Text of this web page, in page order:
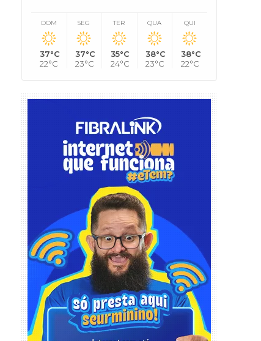
DOM
37°C
22°C
SEG
37°C
23°C
TER
35°C
24°C
QUA
38°C
23°C
QUI
38°C
22°C